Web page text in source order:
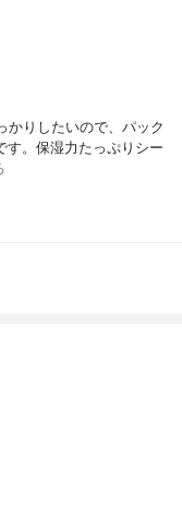
りしたいので、パック
す。保湿力たっぷりシー